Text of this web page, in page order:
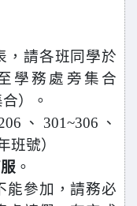
，請各班同學於
學務處旁集合
）。
、 301~306 、
班號）
。
能參加，請務必